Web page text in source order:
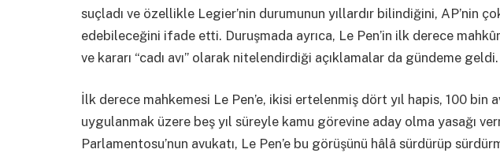
suçladı ve özellikle Legier’nin durumunun yıllardır bilindiğini, AP’nin
edebileceğini ifade etti. Duruşmada ayrıca, Le Pen’in ilk derece
ve kararı “cadı avı” olarak nitelendirdiği açıklamalar da gündeme geldi.
İlk derece mahkemesi Le Pen’e, ikisi ertelenmiş dört yıl hapis, 100 bin
uygulanmak üzere beş yıl süreyle kamu görevine aday olma yasağı
Parlamentosu’nun avukatı, Le Pen’e bu görüşünü hâlâ sürdürüp